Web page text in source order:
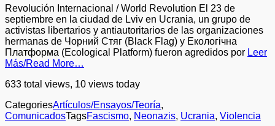
Revolución Internacional / World Revolution El 23 de
septiembre en la ciudad de Lviv en Ucrania, un grupo de
activistas libertarios y antiautoritarios de las organizaciones
hermanas de Чорний Стяг (Black Flag) y Екологічна
Платформа (Ecological Platform) fueron agredidos por Leer
Más/Read More…
633 total views, 10 views today
CategoriesArtículos/Ensayos/Teoría,
ComunicadosTagsFascismo, Neonazis, Ucrania, Violencia